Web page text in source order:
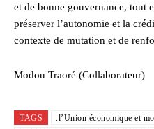
et de bonne gouvernance, tout
préserver l’autonomie et la
contexte de mutation et de
Modou Traoré (Collaborateur)
TAGS
.l’Union économique et